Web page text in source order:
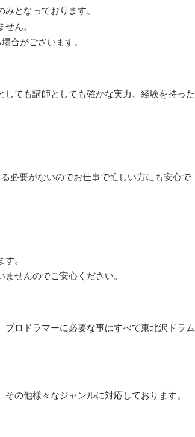
となっております。
ん。
合がございます。
ても講師としても確かな実力、経験を持った
必要がないのでお仕事で忙しい方にも安心で
。
せんのでご安心ください。
ロドラマーに必要な事はすべて東北沢ドラム
の他様々なジャンルに対応しております。